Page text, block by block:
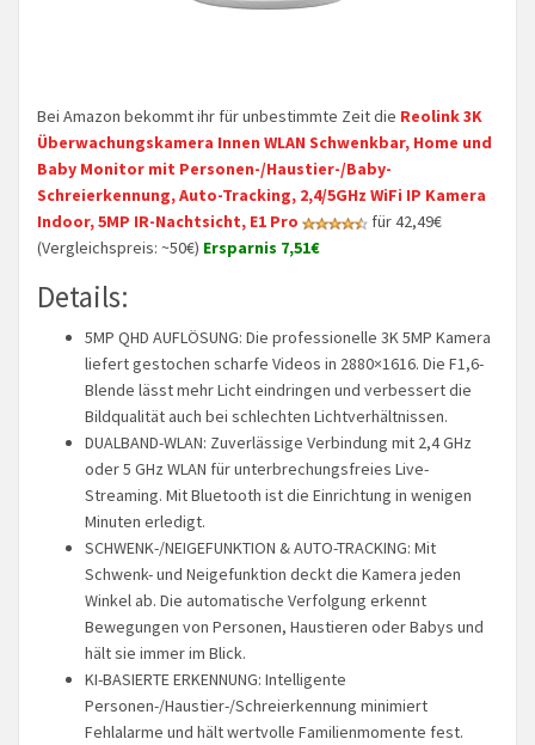
Bei Amazon bekommt ihr für unbestimmte Zeit die Reolink 3K
Überwachungskamera Innen WLAN Schwenkbar, Home und
Baby Monitor mit Personen-/Haustier-/Baby-
Schreierkennung, Auto-Tracking, 2,4/5GHz WiFi IP Kamera
Indoor, 5MP IR-Nachtsicht, E1 Pro
für 42,49€
(Vergleichspreis: ~50€) Ersparnis 7,51€
Details:
5MP QHD AUFLÖSUNG: Die professionelle 3K 5MP Kamera
liefert gestochen scharfe Videos in 2880×1616. Die F1,6-
Blende lässt mehr Licht eindringen und verbessert die
Bildqualität auch bei schlechten Lichtverhältnissen.
DUALBAND-WLAN: Zuverlässige Verbindung mit 2,4 GHz
oder 5 GHz WLAN für unterbrechungsfreies Live-
Streaming. Mit Bluetooth ist die Einrichtung in wenigen
Minuten erledigt.
SCHWENK-/NEIGEFUNKTION & AUTO-TRACKING: Mit
Schwenk- und Neigefunktion deckt die Kamera jeden
Winkel ab. Die automatische Verfolgung erkennt
Bewegungen von Personen, Haustieren oder Babys und
hält sie immer im Blick.
KI-BASIERTE ERKENNUNG: Intelligente
Personen-/Haustier-/Schreierkennung minimiert
Fehlalarme und hält wertvolle Familienmomente fest.